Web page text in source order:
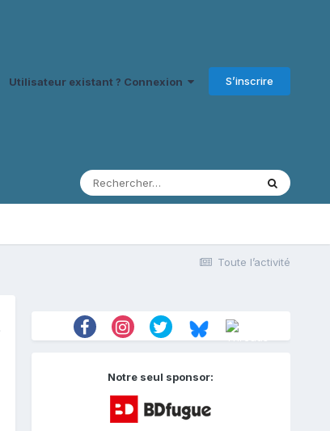
Utilisateur existant ? Connexion S’inscrire
Toute l’activité
Notre seul sponsor: